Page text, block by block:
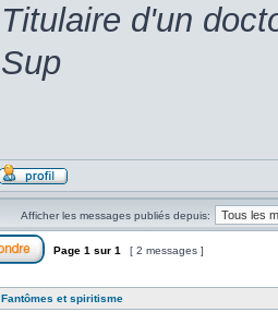
Titulaire d'un
Sup
Afficher les messages publiés depuis:
Page 1 sur 1 [ 2 messages ]
Fantômes et spiritisme